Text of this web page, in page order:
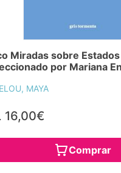
Miradas sobre
por Mariana
MAYA
16,00€
Comprar